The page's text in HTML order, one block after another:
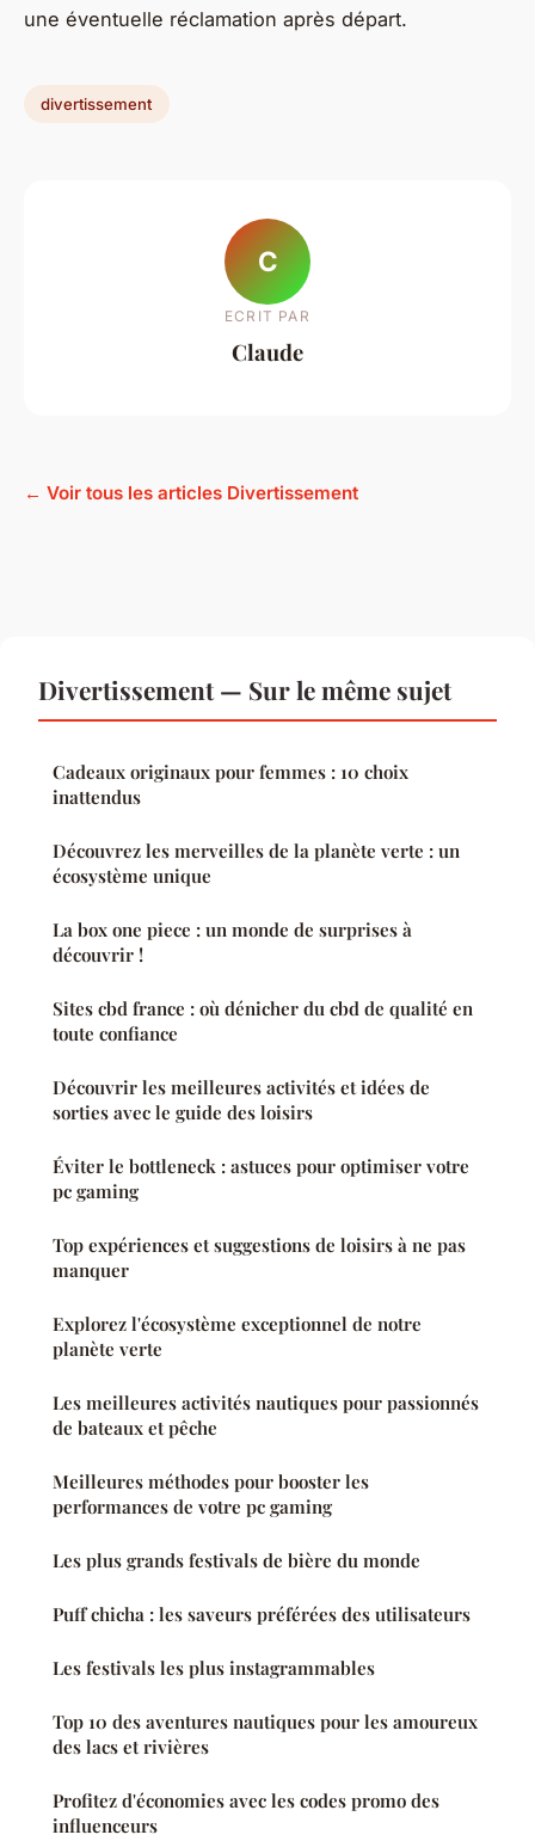
une éventuelle réclamation après départ.
divertissement
C
ECRIT PAR
Claude
← Voir tous les articles Divertissement
Divertissement — Sur le même sujet
Cadeaux originaux pour femmes : 10 choix
inattendus
Découvrez les merveilles de la planète verte : un
écosystème unique
La box one piece : un monde de surprises à
découvrir !
Sites cbd france : où dénicher du cbd de qualité en
toute confiance
Découvrir les meilleures activités et idées de
sorties avec le guide des loisirs
Éviter le bottleneck : astuces pour optimiser votre
pc gaming
Top expériences et suggestions de loisirs à ne pas
manquer
Explorez l'écosystème exceptionnel de notre
planète verte
Les meilleures activités nautiques pour passionnés
de bateaux et pêche
Meilleures méthodes pour booster les
performances de votre pc gaming
Les plus grands festivals de bière du monde
Puff chicha : les saveurs préférées des utilisateurs
Les festivals les plus instagrammables
Top 10 des aventures nautiques pour les amoureux
des lacs et rivières
Profitez d'économies avec les codes promo des
influenceurs